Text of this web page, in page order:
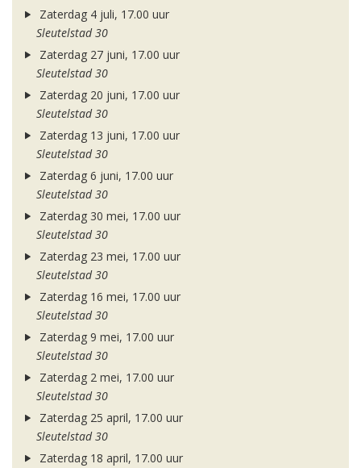
Zaterdag 4 juli, 17.00 uur
Sleutelstad 30
Zaterdag 27 juni, 17.00 uur
Sleutelstad 30
Zaterdag 20 juni, 17.00 uur
Sleutelstad 30
Zaterdag 13 juni, 17.00 uur
Sleutelstad 30
Zaterdag 6 juni, 17.00 uur
Sleutelstad 30
Zaterdag 30 mei, 17.00 uur
Sleutelstad 30
Zaterdag 23 mei, 17.00 uur
Sleutelstad 30
Zaterdag 16 mei, 17.00 uur
Sleutelstad 30
Zaterdag 9 mei, 17.00 uur
Sleutelstad 30
Zaterdag 2 mei, 17.00 uur
Sleutelstad 30
Zaterdag 25 april, 17.00 uur
Sleutelstad 30
Zaterdag 18 april, 17.00 uur